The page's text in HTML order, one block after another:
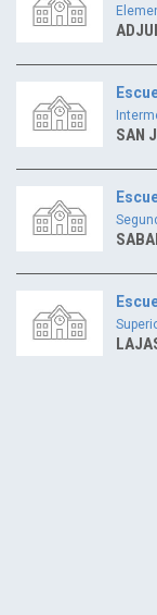
SAN